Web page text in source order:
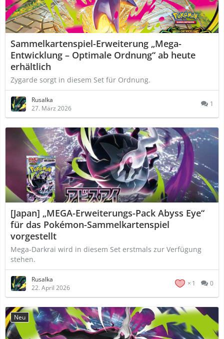
Sammelkartenspiel-Erweiterung „Mega-
Entwicklung – Optimale Ordnung“ ab heute
erhältlich
Zygarde sorgt in diesem Set für Ordnung.
Rusalka
27. März 2026
1
[Japan] „MEGA-Erweiterungs-Pack Abyss Eye“
für das Pokémon-Sammelkartenspiel
vorgestellt
Mega-Darkrai wird in diesem Set erstmals zur Verfügung
stehen.
Rusalka
22. April 2026
1 0
Neu